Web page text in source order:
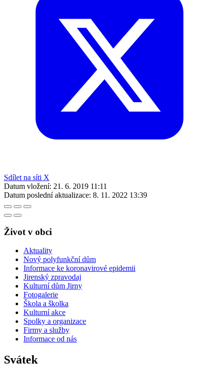
Sdílet na síti X
Datum vložení: 21. 6. 2019 11:11
Datum poslední aktualizace: 8. 11. 2022 13:39
Život v obci
Aktuality
Nový polyfunkční dům
Informace ke koronavirové epidemii
Jirenský zpravodaj
Kulturní dům Jirny
Fotogalerie
Škola a školka
Kulturní akce
Spolky a organizace
Firmy a služby
Informace od nás
Svátek